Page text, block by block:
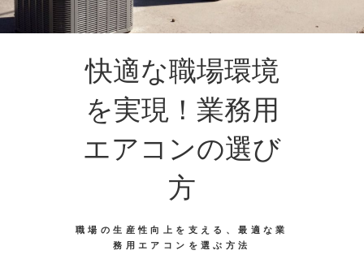
快適な職場環境
を実現！業務用
エアコンの選び
方
職場の生産性向上を支える、最適な業
務用エアコンを選ぶ方法